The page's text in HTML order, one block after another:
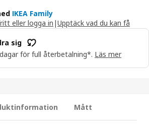
IKEA Family
eller logga in |Upptäck vad du kan få
sig
för full återbetalning*. Läs mer
Mått